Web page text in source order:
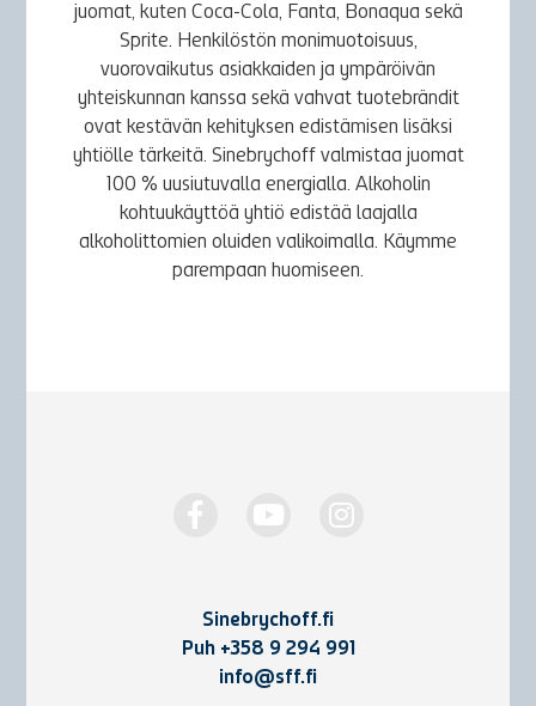
juomat, kuten Coca-Cola, Fanta, Bonaqua sekä
Sprite. Henkilöstön monimuotoisuus,
vuorovaikutus asiakkaiden ja ympäröivän
yhteiskunnan kanssa sekä vahvat tuotebrändit
ovat kestävän kehityksen edistämisen lisäksi
yhtiölle tärkeitä. Sinebrychoff valmistaa juomat
100 % uusiutuvalla energialla. Alkoholin
kohtuukäyttöä yhtiö edistää laajalla
alkoholittomien oluiden valikoimalla. Käymme
parempaan huomiseen.
Sinebrychoff.fi
Puh +358 9 294 991
info@sff.fi